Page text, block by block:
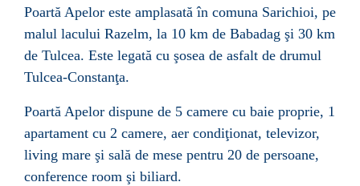
Poartă Apelor este amplasată în comuna Sarichioi, pe
malul lacului Razelm, la 10 km de Babadag şi 30 km
de Tulcea. Este legată cu şosea de asfalt de drumul
Tulcea-Constanţa.
Poartă Apelor dispune de 5 camere cu baie proprie, 1
apartament cu 2 camere, aer condiţionat, televizor,
living mare şi sală de mese pentru 20 de persoane,
conference room şi biliard.